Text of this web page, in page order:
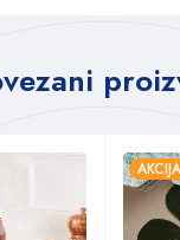
AKCIJA